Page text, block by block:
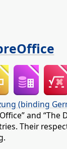
(binding
and
Their